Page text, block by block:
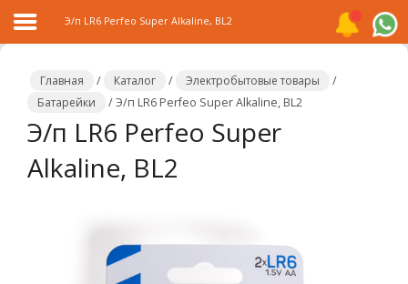
Главная
Каталог
Э/п LR6 Perfeo Super Alkaline, BL2
Главная / Каталог / Электробытовые товары
/
Батарейки
/Э/п LR6 Perfeo Super Alkaline, BL2
Э/п LR6 Perfeo Super
Alkaline, BL2